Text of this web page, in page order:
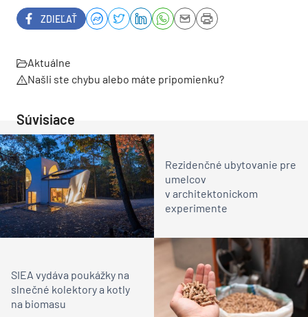
ZDIEĽAŤ
Aktuálne
Našli ste chybu alebo máte pripomienku?
Súvisiace
Rezidenčné ubytovanie pre
umelcov
v architektonickom
experimente
SIEA vydáva poukážky na
slnečné kolektory a kotly
na biomasu